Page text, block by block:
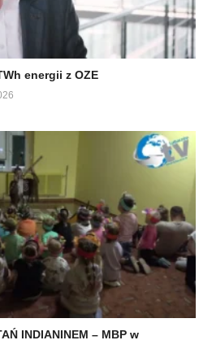
energii z OZE
INDIANINEM – MBP w